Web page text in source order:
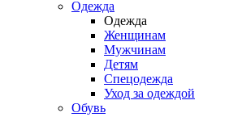
Одежда
Одежда
Женщинам
Мужчинам
Детям
Спецодежда
Уход за одеждой
Обувь